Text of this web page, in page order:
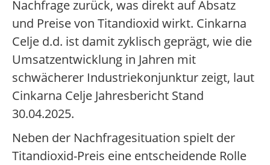
Nachfrage zurück, was direkt auf Absatz
und Preise von Titandioxid wirkt. Cinkarna
Celje d.d. ist damit zyklisch geprägt, wie die
Umsatzentwicklung in Jahren mit
schwächerer Industriekonjunktur zeigt, laut
Cinkarna Celje Jahresbericht Stand
30.04.2025.
Neben der Nachfragesituation spielt der
Titandioxid-Preis eine entscheidende Rolle